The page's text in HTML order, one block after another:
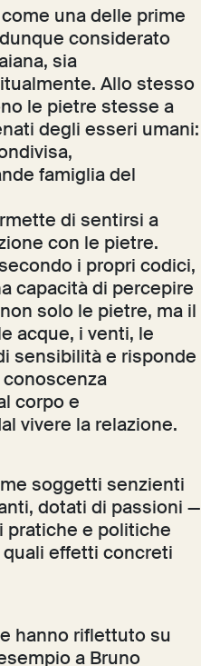
una delle prime
considerato
sia
Allo stesso
le pietre stesse a
degli esseri umani:
famiglia del
di sentirsi a
con le pietre.
i propri codici,
capacità di percepire
solo le pietre, ma il
acque, i venti, le
sensibilità e risponde
conoscenza
corpo e
vivere la relazione.
soggetti senzienti
dotati di passioni —
pratiche e politiche
quali effetti concreti
hanno riflettuto su
a Bruno